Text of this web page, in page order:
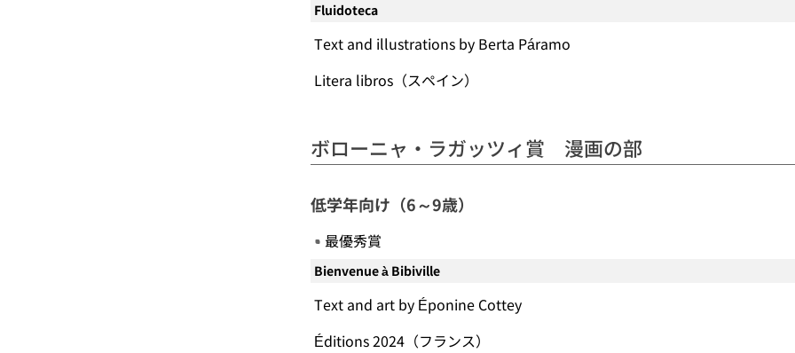
Fluidoteca
Text and illustrations by Berta Páramo
Litera libros（スペイン）
ボローニャ・ラガッツィ賞 漫画の部
低学年向け（6～9歳）
最優秀賞
Bienvenue à Bibiville
Text and art by Éponine Cottey
Éditions 2024（フランス）